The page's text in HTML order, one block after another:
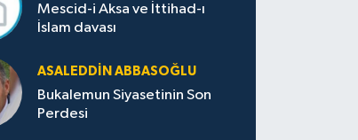
Mescid-i Aksa ve İttihad-ı
İslam davası
ASALEDDIN ABBASOĞLU
Bukalemun Siyasetinin Son
Perdesi